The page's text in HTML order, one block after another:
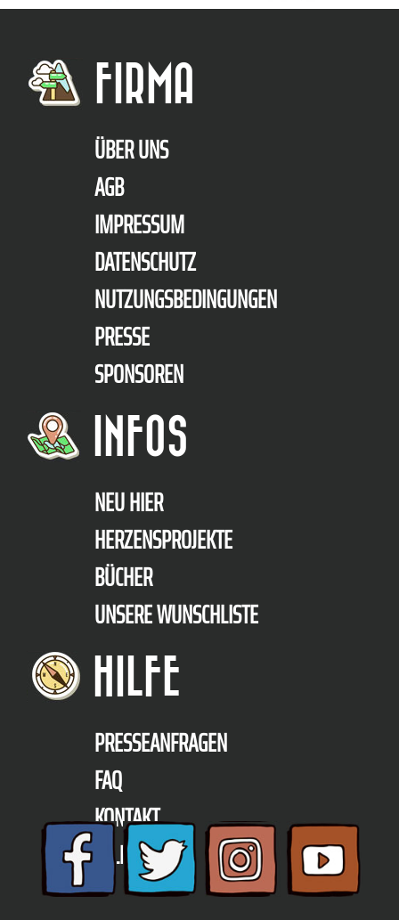
FIRMA
ÜBER UNS
AGB
IMPRESSUM
DATENSCHUTZ
NUTZUNGSBEDINGUNGEN
PRESSE
SPONSOREN
INFOS
NEU HIER
HERZENSPROJEKTE
BÜCHER
UNSERE WUNSCHLISTE
HILFE
PRESSEANFRAGEN
FAQ
KONTAKT
TELEFON